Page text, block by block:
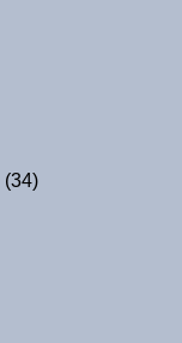
(34)